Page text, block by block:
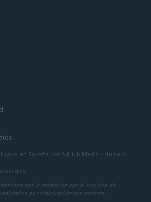
en España por AdHub Media - Numero
por la redacción con el soporte de
en colaboración con autores